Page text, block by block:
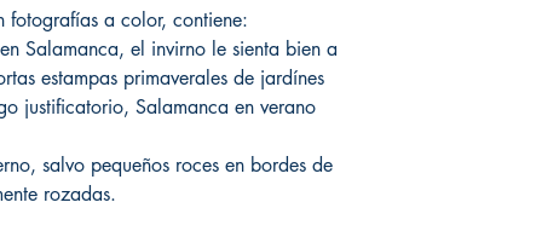
fotografías a color, contiene:
Salamanca, el invirno le sienta bien a
estampas primaverales de jardínes
justificatorio, Salamanca en verano
salvo pequeños roces en bordes de
rozadas.